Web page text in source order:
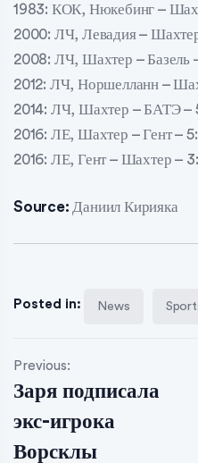
1983: КОК, Нюкебинг –
2000: ЛЧ, Левадия –
2008: ЛЧ, Шахтер – Базель
2012: ЛЧ, Норшелланн –
2014: ЛЧ, Шахтер – БАТЭ –
2016: ЛЕ, Шахтер – Гент –
2016: ЛЕ, Гент – Шахтер –
Source: Даниил Кирияка
Posted in: News
Previous:
Заря подписала
экс-игрока
Ворсклы